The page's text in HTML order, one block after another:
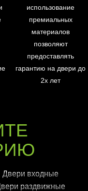
использование
премиальных
материалов
позволяют
предоставлять
гарантию на двери до
2х лет
Двери входные
раздвижные